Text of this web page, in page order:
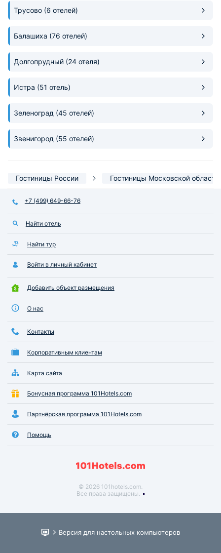
Трусово (6 отелей)
Балашиха (76 отелей)
Долгопрудный (24 отеля)
Истра (51 отель)
Зеленоград (45 отелей)
Звенигород (55 отелей)
Гостиницы России Гостиницы Московской области
+7 (499) 649-66-76
Найти отель
Найти тур
Войти в личный кабинет
Добавить объект размещения
О нас
Контакты
Корпоративным клиентам
Карта сайта
Бонусная программа 101Hotels.com
Партнёрская программа 101Hotels.com
Помощь
© 2026 101hotels.com.
Все права защищены.
Версия для настольных компьютеров